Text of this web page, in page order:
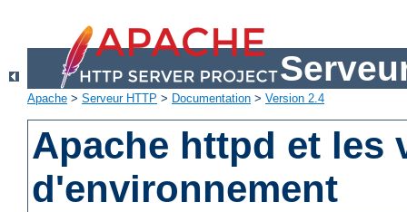
Apache > Serveur HTTP > Documentation > Version 2.4
Apache httpd et les
d'environnement